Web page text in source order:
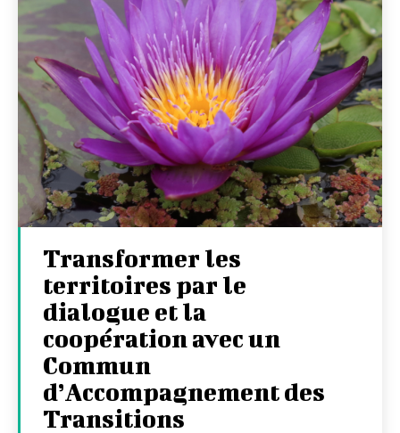
Transformer les
territoires par le
dialogue et la
coopération avec un
Commun
d’Accompagnement des
Transitions